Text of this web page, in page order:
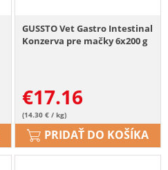
GUSSTO Vet Gastro Intestinal
Konzerva pre mačky 6x200 g
€17.16
(14.30 € / kg)
PRIDAŤ DO KOŠÍKA